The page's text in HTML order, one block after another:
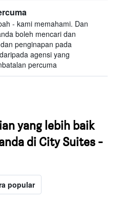
- kami memahami. Dan
boleh mencari dan
penginapan pada
agensi yang
percuma
yang lebih baik
di City Suites -
popular